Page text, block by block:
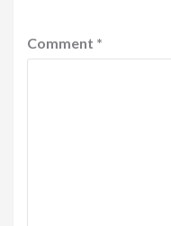
Comment *